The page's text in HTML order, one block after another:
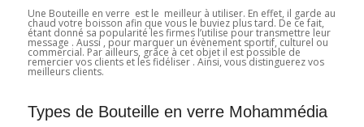
Une Bouteille en verre est le meilleur à utiliser. En effet, il garde au
chaud votre boisson afin que vous le buviez plus tard. De ce fait,
étant donné sa popularité les firmes l’utilise pour transmettre leur
message . Aussi , pour marquer un évènement sportif, culturel ou
commercial. Par ailleurs, grâce à cet objet il est possible de
remercier vos clients et les fidéliser . Ainsi, vous distinguerez vos
meilleurs clients.
Types de Bouteille en verre Mohammédia